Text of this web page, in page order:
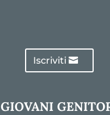
Iscriviti
GIOVANI